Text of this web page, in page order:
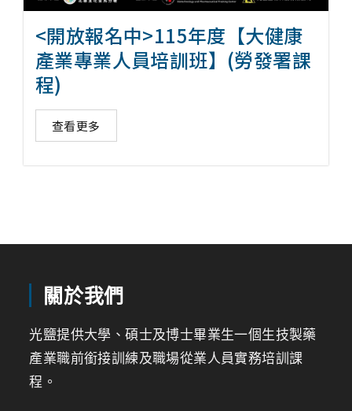
<開放報名中>115年度【大健康
產業專業人員培訓班】(勞發署課
程)
查看更多
關於我們
光鹽提供大學、碩士及博士畢業生一個生技製藥
產業職前銜接訓練及職場從業人員實務培訓課
程。